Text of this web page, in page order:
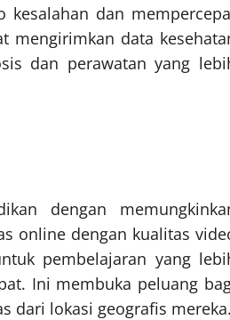
dan
mengirimkan data
dan perawatan yang
dengan
online dengan kualitas
pembelajaran yang
Ini membuka peluang
dari lokasi geografis mereka.